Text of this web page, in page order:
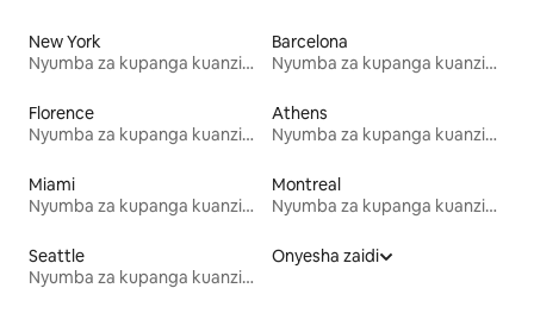
New York
Nyumba za kupanga kuanzia mwezi mmoja
Barcelona
Nyumba za kupanga kuanzia mwezi mmoja
Florence
Nyumba za kupanga kuanzia mwezi mmoja
Athens
Nyumba za kupanga kuanzia mwezi mmoja
Miami
Nyumba za kupanga kuanzia mwezi mmoja
Montreal
Nyumba za kupanga kuanzia mwezi mmoja
Seattle
Nyumba za kupanga kuanzia mwezi mmoja
Onyesha zaidi